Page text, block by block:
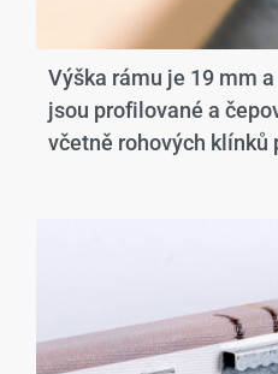
Výška rámu je 19 mm
jsou profilované a
včetně rohových klínků